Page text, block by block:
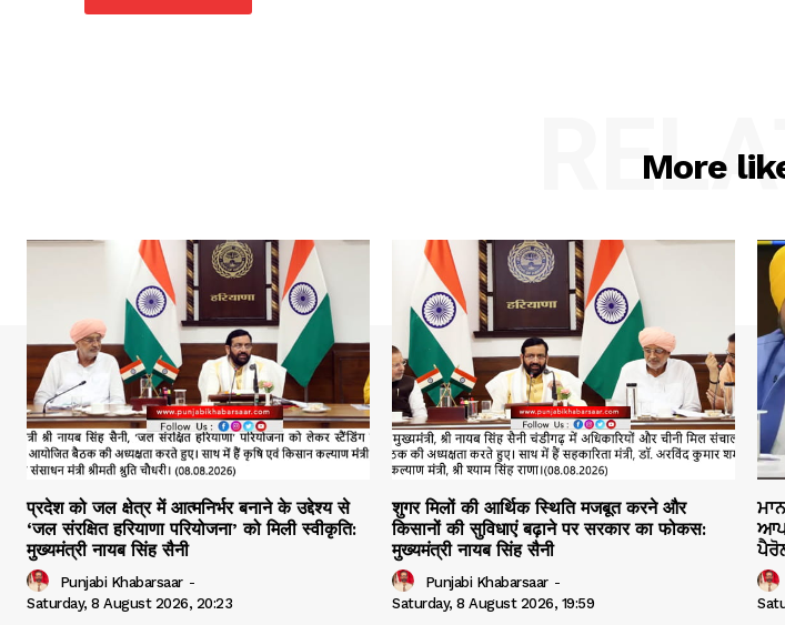
More
प्रदेश को जल क्षेत्र में आत्मनिर्भर बनाने के उद्देश्य से
‘जल संरक्षित हरियाणा परियोजना’ को मिली स्वीकृति:
मुख्यमंत्री नायब सिंह सैनी
Punjabi Khabarsaar -
Saturday, 8 August 2026, 20:23
शुगर मिलों की आर्थिक स्थिति मजबूत करने और
किसानों की सुविधाएं बढ़ाने पर सरकार का फोकस:
मुख्यमंत्री नायब सिंह सैनी
Punjabi Khabarsaar -
Saturday, 8 August 2026, 19:59